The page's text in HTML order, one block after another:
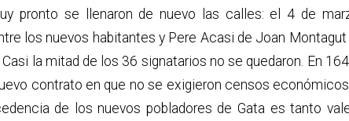
pronto se llenaron de nuevo las calles: el 4 de
los nuevos habitantes y Pere Acasi de Joan Montagut
Casi la mitad de los 36 signatarios no se quedaron. En
contrato en que no se exigieron censos
de los nuevos pobladores de Gata es tanto